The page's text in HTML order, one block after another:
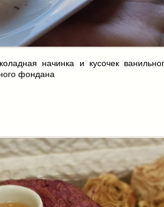
начинка и кусочек
фондана